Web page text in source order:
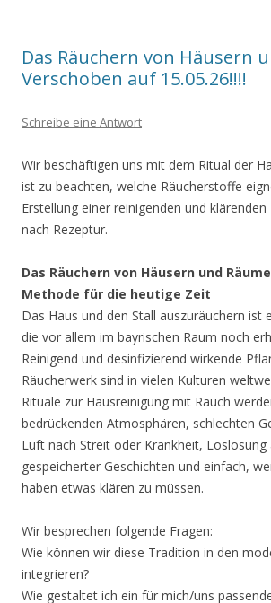
Das Räuchern von Häusern
Verschoben auf 15.05.26!!!!
Schreibe eine Antwort
Wir beschäftigen uns mit dem Ritual der
ist zu beachten, welche Räucherstoffe
Erstellung einer reinigenden und
nach Rezeptur.
Das Räuchern von Häusern und
Methode für die heutige Zeit
Das Haus und den Stall auszuräuchern ist
die vor allem im bayrischen Raum noch
Reinigend und desinfizierend wirkende
Räucherwerk sind in vielen Kulturen
Rituale zur Hausreinigung mit Rauch
bedrückenden Atmosphären, schlechten
Luft nach Streit oder Krankheit, Loslösung
gespeicherter Geschichten und einfach,
haben etwas klären zu müssen.
Wir besprechen folgende Fragen:
Wie können wir diese Tradition in den
integrieren?
Wie gestaltet ich ein für mich/uns